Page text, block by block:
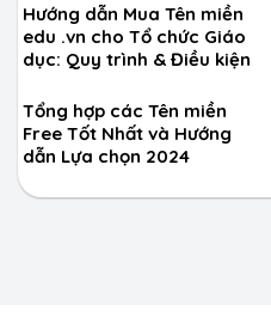
Hướng dẫn Mua Tên miền
edu .vn cho Tổ chức Giáo
dục: Quy trình & Điều kiện
Tổng hợp các Tên miền
Free Tốt Nhất và Hướng
dẫn Lựa chọn 2024